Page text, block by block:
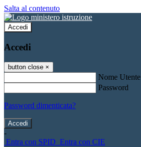
Salta al contenuto
Accedi
Accedi
button close ×
Nome Utente
Password
Password dimenticata?
-
Entra con SPID Entra con CIE